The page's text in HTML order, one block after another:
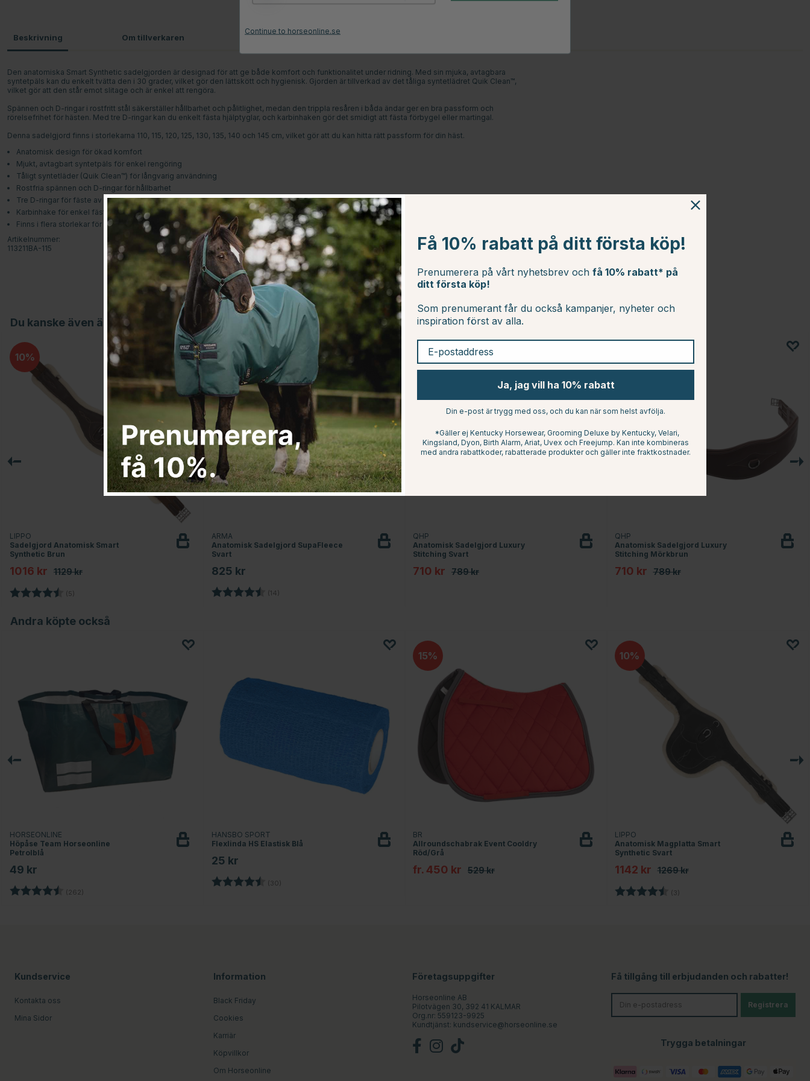
Beskrivning
Den anatomiska Smart Synthetic sadelgjorden är designad för att ge både komfort och funktionalitet under ridning. Med sin mjuka, avtagbara
syntetpäls kan du enkelt tvätta den i 30 grader, vilket gör den lättskött och hygienisk. Gjorden är tillverkad av det tåliga syntetlädret Quik Clean™,
vilket gör att den står emot slitage och är enkel att rengöra.
Spännen och D-ringar i rostfritt stål säkerställer hållbarhet och pålitlighet, medan den trippla resåren i båda ändar ger en bra passform och
rörelsefrihet för hästen. Med tre D-ringar kan du enkelt fästa hjälptyglar, och karbinhaken gör det smidigt att fästa förbygel eller martingal.
Denna sadelgjord finns i storlekarna 110, 115, 120, 125, 130, 135, 140 och 145 cm, vilket gör att du kan hitta rätt passform för din häst.
Anatomisk design för ökad komfort
Mjukt, avtagbart syntetpäls för enkel rengöring
Tåligt syntetläder (Quik Clean™) för långvarig användning
Rostfria spännen och D-ringar för hållbarhet
Tre D-ringar för fäste av hjälptyglar
Karbinhake för enkel fästning av förbygel/martingal
Finns i flera storlekar för optimal passform
Artikelnummer:
113211BA-115
Om tillverkaren Omdömen
Du kanske även är intresserad av
10
LIPPO
Sadelgjord Anatomisk Smart
Synthetic Brun
1016 kr 1129 kr
Betyg: (5)
ARMA
Anatomisk Sadelgjord SupaFleece
Svart
825 kr
Betyg: (14)
QHP
Anatomisk Sadelgjord Luxury
Stitching Svart
710 kr 789 kr
QHP
Anatomisk Sadelgjord Luxury
Stitching Mörkbrun
710 kr 789 kr
Andra köpte också
HORSEONLINE
Höpåse Team Horseonline
Petrolblå
49 kr
Betyg: (262)
HANSBO SPORT
Flexlinda HS Elastisk Blå
25 kr
Betyg: (30)
15
BR
Allroundschabrak Event Cooldry
Röd/Grå
fr. 450 kr 529 kr
10
LIPPO
Anatomisk Magplatta Smart
Synthetic Svart
1142 kr 1269 kr
Betyg: (3)
Kundservice
Kontakta oss
Mina Sidor
Information
Black Friday
Cookies
Karriär
Köpvillkor
Om Horseonline
Företagsuppgifter
Horseonline AB
Pilotvägen 30, 392 41 KALMAR
Org.nr: 559123-9925
Kundtjänst: kundservice@horseonline.se
Få tillgång till erbjudanden och rabatter!
Registrera
Trygga betalningar
Continue to horseonline.se
Få 10% rabatt på ditt första köp!
Prenumerera på vårt nyhetsbrev och få 10% rabatt* på
ditt första köp!
Som prenumerant får du också kampanjer, nyheter och
inspiration först av alla.
E-postaddress
Ja, jag vill ha 10% rabatt
Din e-post är trygg med oss, och du kan när som helst avfölja.
*Gäller ej Kentucky Horsewear, Grooming Deluxe by Kentucky, Velari,
Kingsland, Dyon, Birth Alarm, Ariat, Uvex och Freejump. Kan inte kombineras
med andra rabattkoder, rabatterade produkter och gäller inte fraktkostnader.